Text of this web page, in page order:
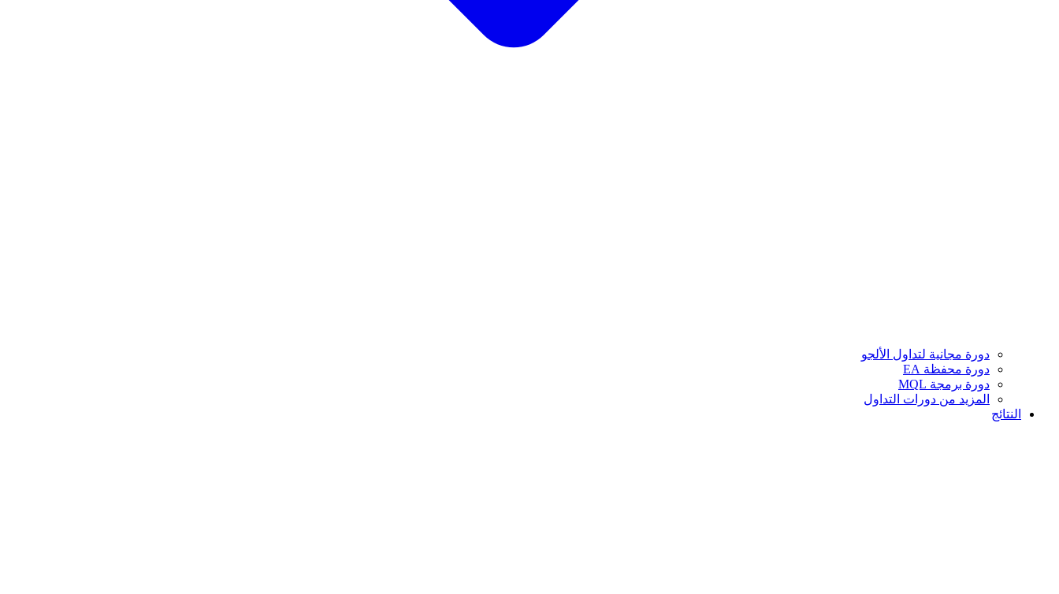
دورة مجانية لتداول الألجو
دورة محفظة EA
دورة برمجة MQL
المزيد من دورات التداول
النتائج